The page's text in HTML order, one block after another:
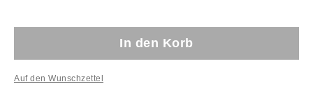
In den Korb
Auf den Wunschzettel